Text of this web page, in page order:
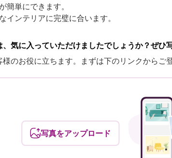
簡単にできます。
インテリアに完璧に合います。
気に入っていただけましたでしょうか？ぜひ
のお役に立ちます。まずは下のリンクからご
写真をアップロード